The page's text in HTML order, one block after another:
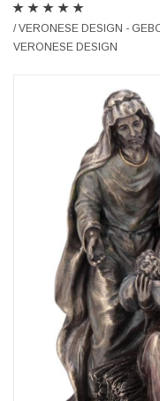
Retro Vintage
Veronese Design
Giftware & Lifestyle &
Collectables
Bezoek ons
Aanbiedingen
/VERONESE DESIGN -
VERONESE DESIGN